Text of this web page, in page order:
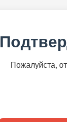
Пожалуйста,